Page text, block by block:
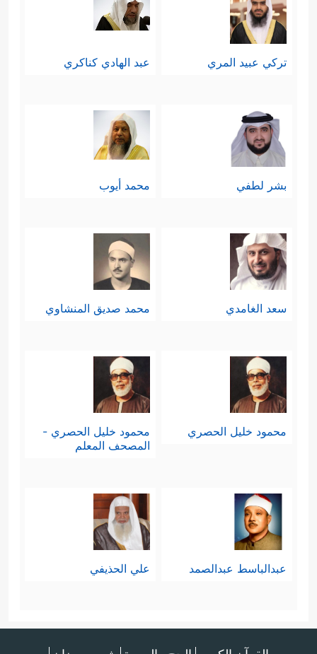
تركي عبيد المري عبد الهادي كناكري
بشر لطفي محمد أيوب
سعد الغامدي محمد صديق المنشاوي
محمود خليل الحصري
محمود خليل الحصري -
المصحف المعلم
عبدالباسط عبدالصمد علي الحذيفي